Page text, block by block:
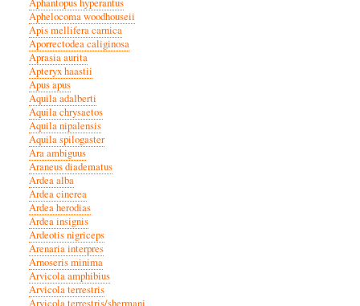
Aphantopus hyperantus
Aphelocoma woodhouseii
Apis mellifera carnica
Aporrectodea caliginosa
Aprasia aurita
Apteryx haastii
Apus apus
Aquila adalberti
Aquila chrysaetos
Aquila nipalensis
Aquila spilogaster
Ara ambiguus
Araneus diadematus
Ardea alba
Ardea cinerea
Ardea herodias
Ardea insignis
Ardeotis nigriceps
Arenaria interpres
Arnoseris minima
Arvicola amphibius
Arvicola terrestris
Arvicola terrestris/shermani